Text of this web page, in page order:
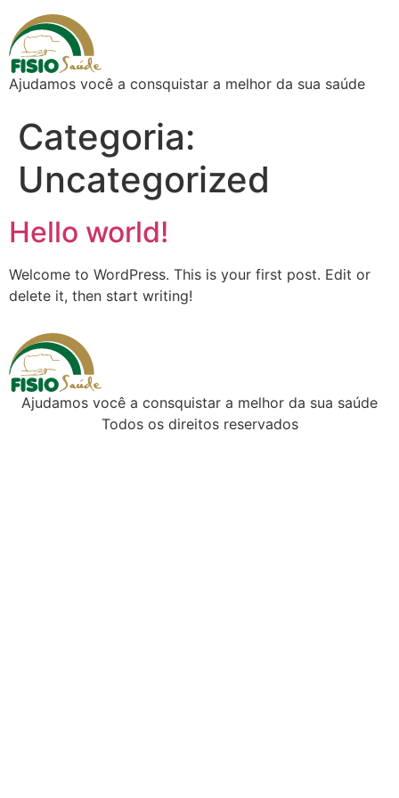
Ajudamos você a consquistar a melhor da sua saúde
Categoria:
Uncategorized
Hello world!
Welcome to WordPress. This is your first post. Edit or
delete it, then start writing!
Ajudamos você a consquistar a melhor da sua saúde
Todos os direitos reservados